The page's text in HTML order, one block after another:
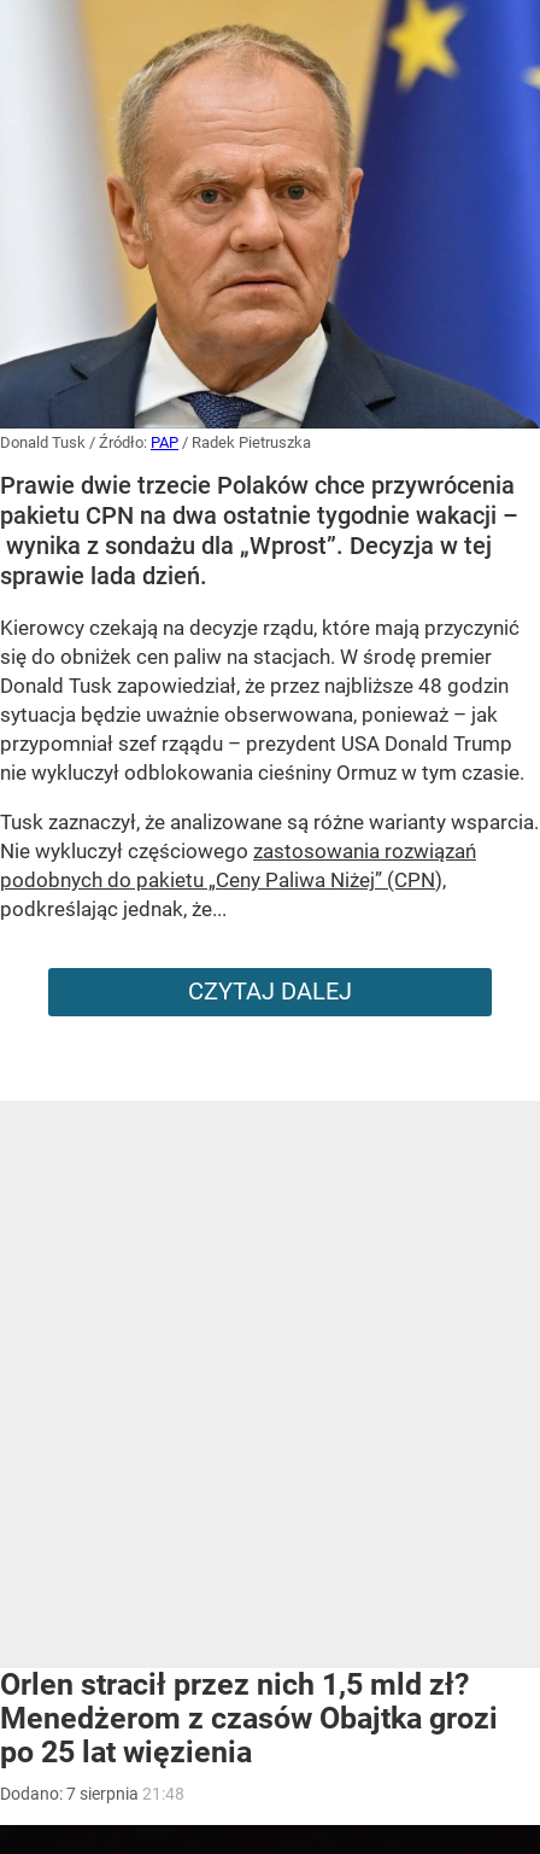
Donald Tusk / Źródło: PAP / Radek Pietruszka
Prawie dwie trzecie Polaków chce przywrócenia
pakietu CPN na dwa ostatnie tygodnie wakacji –
wynika z sondażu dla „Wprost”. Decyzja w tej
sprawie lada dzień.
Kierowcy czekają na decyzje rządu, które mają przyczynić
się do obniżek cen paliw na stacjach. W środę premier
Donald Tusk zapowiedział, że przez najbliższe 48 godzin
sytuacja będzie uważnie obserwowana, ponieważ – jak
przypomniał szef rząądu – prezydent USA Donald Trump
nie wykluczył odblokowania cieśniny Ormuz w tym czasie.
Tusk zaznaczył, że analizowane są różne warianty wsparcia.
Nie wykluczył częściowego zastosowania rozwiązań
podobnych do pakietu „Ceny Paliwa Niżej” (CPN),
podkreślając jednak, że...
CZYTAJ DALEJ
Orlen stracił przez nich 1,5 mld zł?
Menedżerom z czasów Obajtka grozi
po 25 lat więzienia
Dodano:7 sierpnia 21:48